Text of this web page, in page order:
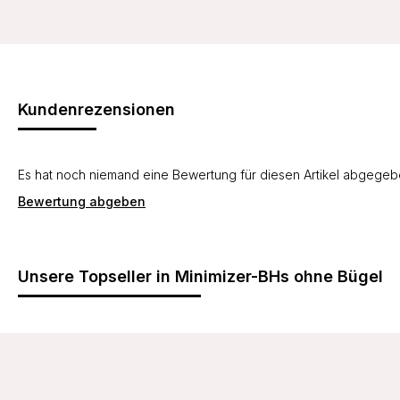
Kundenrezensionen
Es hat noch niemand eine Bewertung für diesen Artikel
Bewertung abgeben
Unsere Topseller in Minimizer-BHs ohne Bügel